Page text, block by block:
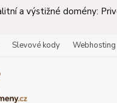
a výstižné domény:
Slevové kody Webhosting